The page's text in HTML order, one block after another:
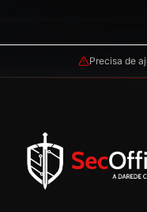
Precisa de